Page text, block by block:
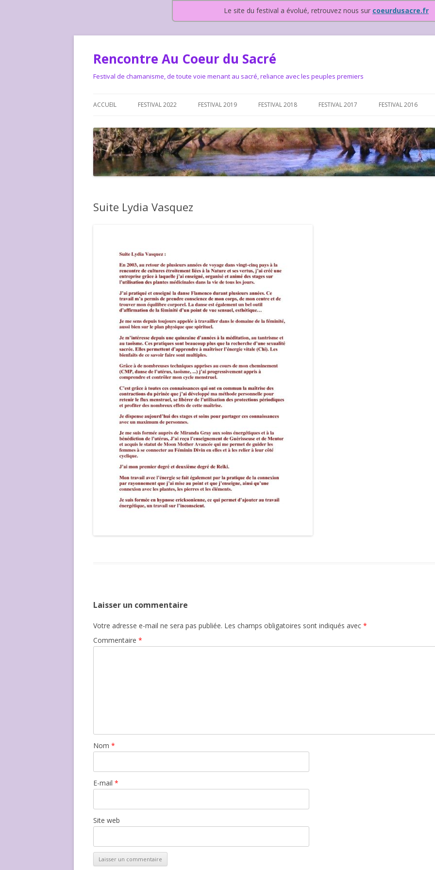
Le site du festival a évolué, retrouvez nous sur coeurdusacre.fr
Rencontre Au Coeur du Sacré
Festival de chamanisme, de toute voie menant au sacré, reliance avec les peuples premiers
ACCUEIL
LA CHARTE DU FESTIVAL
LE FESTIVAL DEPUIS 2015 – QUI
SOMMES-NOUS ?
LE FESTIVAL DEPUIS 2015…OU
ALLONS-NOUS ?
FESTIVAL 2022 FESTIVAL 2019 FESTIVAL 2018 FESTIVAL 2017 FESTIVAL 2016
Suite Lydia Vasquez
Laisser un commentaire
Votre adresse e-mail ne sera pas publiée. Les champs obligatoires sont indiqués avec *
Commentaire *
Nom *
E-mail *
Site web